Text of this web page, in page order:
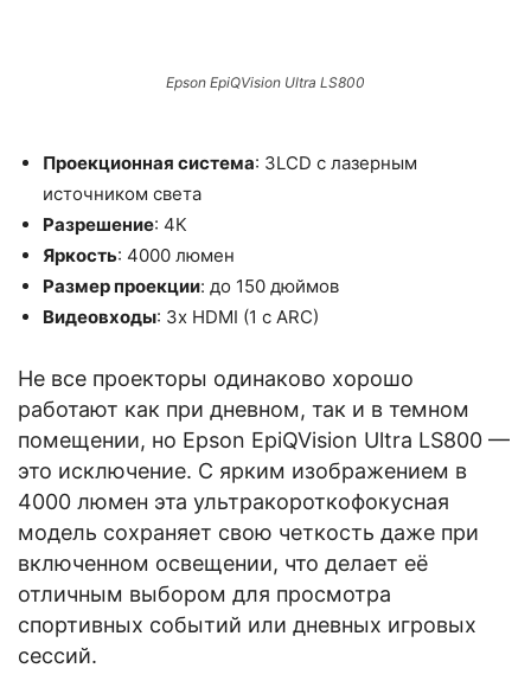
Epson EpiQVision Ultra LS800
Проекционная система: 3LCD с лазерным
источником света
Разрешение: 4К
Яркость: 4000 люмен
Размер проекции: до 150 дюймов
Видеовходы: 3x HDMI (1 с ARC)
Не все проекторы одинаково хорошо
работают как при дневном, так и в темном
помещении, но Epson EpiQVision Ultra LS800 —
это исключение. С ярким изображением в
4000 люмен эта ультракороткофокусная
модель сохраняет свою четкость даже при
включенном освещении, что делает её
отличным выбором для просмотра
спортивных событий или дневных игровых
сессий.